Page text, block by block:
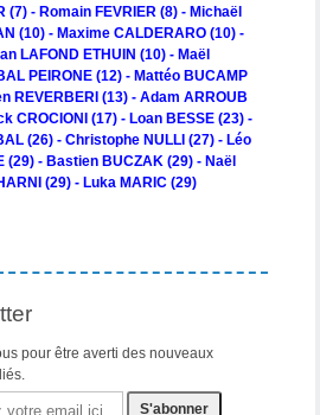
(7) - Romain FEVRIER (8) - Michaël
(10) - Maxime CALDERARO (10) -
LAFOND ETHUIN (10) - Maël
PEIRONE (12) - Mattéo BUCAMP
REVERBERI (13) - Adam ARROUB
CROCIONI (17) - Loan BESSE (23) -
(26) - Christophe NULLI (27) - Léo
(29) - Bastien BUCZAK (29) - Naël
(29) - Luka MARIC (29)
pour être averti des nouveaux